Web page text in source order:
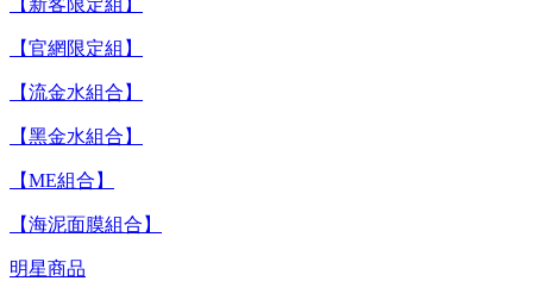
【綁定中信LINE Pay卡享最高6%回饋▼點我了解詳情】
【重要公告】IPSA 無法驗證非官方通路銷售之品牌商品的真實
【新客限定組】
【官網限定組】
【流金水組合】
【黑金水組合】
【ME組合】
【海泥面膜組合】
明星商品